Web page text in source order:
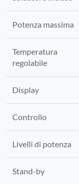
Potenza massima
Temperatura
regolabile
Display
Controllo
Livelli di potenza
Stand-by